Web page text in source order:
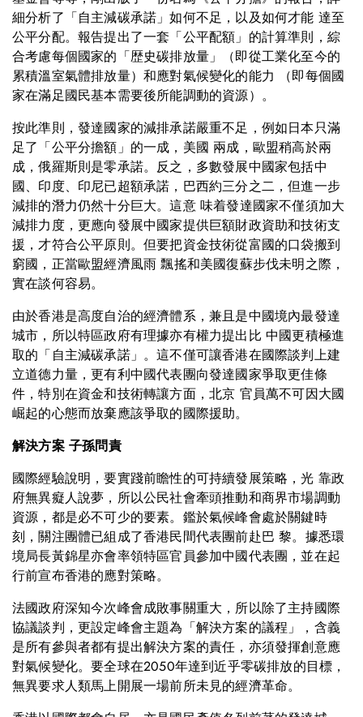
細分析了「自主減碳承諾」如何不足，以及如何才能 達至
公平分配。報告提出了一套「公平配額」的計算準則，綜
合考慮每個國家的「歴史碳排放量」（即從工業化至今的
累積溫室氣體排放量）和應對氣候變化的能力 （即每個國
家在滿足國民基本需要後所能調動的資源）。
按此準則，發達國家的減排承諾嚴重不足，例如日本只滿
足了「公平分擔額」的一成，美國 兩成，歐盟稍高於兩
成，俄羅斯則是零承諾。反之，多數發展中國家包括中
國、印度、印尼已超額承諾，巴西約三分之二，但進一步
減排的潛力仍然十分巨大。這意 味着發達國家不僅須加大
減排力度，更應向發展中國家提供巨額財政資助和技術支
援，才符合公平原則。但要把資金技術從富國的口袋搬到
窮國，正當歐盟經濟風雨 飄搖和美國復蘇步伐未明之際，
實在談何容易。
由於香港是高度自治的經濟體系，兼且是中國境內最發達
城市，所以特區政府有理據亦有權力提出比 中國更積極進
取的「自主減碳承諾」。這不僅可讓香港在國際談判上建
立道德力量，更有利中國代表團向發達國家爭取更佳條
件，特別在資金和技術轉讓方面，北京 官員萬不可因大國
崛起的心態而放棄應該爭取的國際援助。
解決方案 子孫問責
國際經驗說明，要實踐前瞻性的可持續發展策略，光 靠政
府無異癡人說夢，所以公民社會牽頭推動和商界市場調動
資源，都是必不可少的要素。鑑於氣候峰會處於關鍵時
刻，關注團體已組成了香港民間代表團前赴巴 黎。據悉環
境局長黃錦星亦會率領特區官員參加中國代表團，並在起
行前宣布香港的應對策略。
法國政府深知今次峰會成敗事關重大，所以除了主持國際
協議談判，更設定峰會主題為「解決方案的議程」，含義
是所有參與者都有提出解決方案的責任，亦須發揮創意應
對氣候變化。要全球在2050年達到近乎零碳排放的目標，
無異要求人類馬上開展一場前所未見的經濟革命。